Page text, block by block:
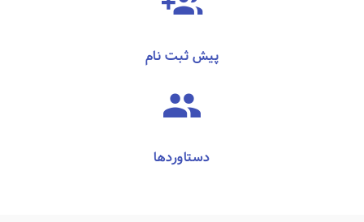
پیش ثبت نام
دستاوردها